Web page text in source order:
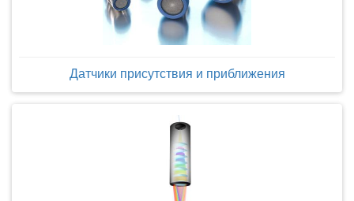
Датчики присутствия и приближения